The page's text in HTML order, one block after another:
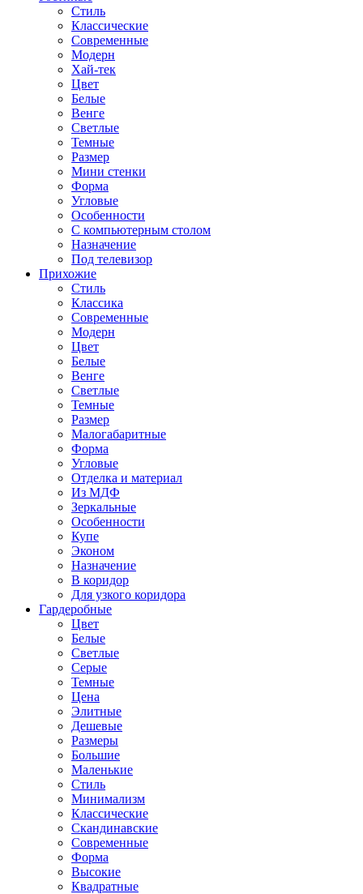
Стиль
Классические
Современные
Модерн
Хай-тек
Цвет
Белые
Венге
Светлые
Темные
Размер
Мини стенки
Форма
Угловые
Особенности
С компьютерным столом
Назначение
Под телевизор
Прихожие
Стиль
Классика
Современные
Модерн
Цвет
Белые
Венге
Светлые
Темные
Размер
Малогабаритные
Форма
Угловые
Отделка и материал
Из МДФ
Зеркальные
Особенности
Купе
Эконом
Назначение
В коридор
Для узкого коридора
Гардеробные
Цвет
Белые
Светлые
Серые
Темные
Цена
Элитные
Дешевые
Размеры
Большие
Маленькие
Стиль
Минимализм
Классические
Скандинавские
Современные
Форма
Высокие
Квадратные